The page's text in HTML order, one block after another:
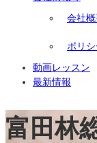
会社
ポリシ
動画レッスン
最新情報
富田林